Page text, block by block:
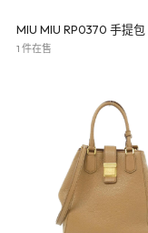
MIU MIU RP0370 手提包
1 件在售